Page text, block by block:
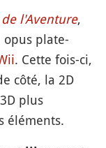
l'Aventure,
plate-
. Cette fois-ci,
côté, la 2D
plus
éléments.